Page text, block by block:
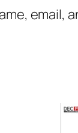
email,